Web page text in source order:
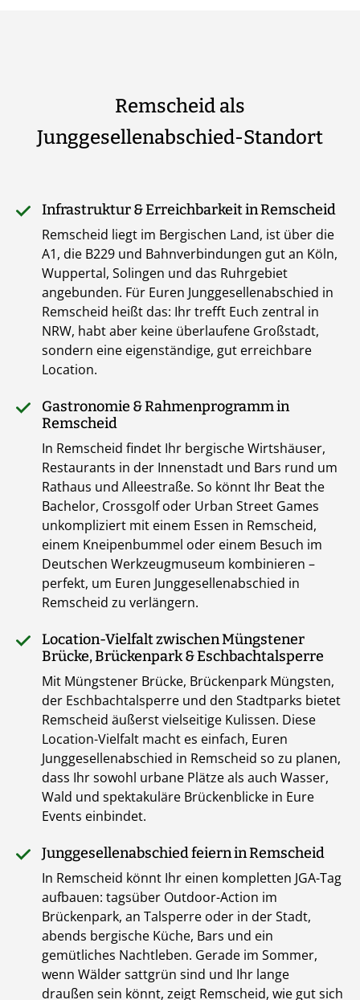
Remscheid als
Junggesellenabschied-Standort
Infrastruktur & Erreichbarkeit in Remscheid
Remscheid liegt im Bergischen Land, ist über die
A1, die B229 und Bahnverbindungen gut an Köln,
Wuppertal, Solingen und das Ruhrgebiet
angebunden. Für Euren Junggesellenabschied in
Remscheid heißt das: Ihr trefft Euch zentral in
NRW, habt aber keine überlaufene Großstadt,
sondern eine eigenständige, gut erreichbare
Location.
Gastronomie & Rahmenprogramm in
Remscheid
In Remscheid findet Ihr bergische Wirtshäuser,
Restaurants in der Innenstadt und Bars rund um
Rathaus und Alleestraße. So könnt Ihr Beat the
Bachelor, Crossgolf oder Urban Street Games
unkompliziert mit einem Essen in Remscheid,
einem Kneipenbummel oder einem Besuch im
Deutschen Werkzeugmuseum kombinieren –
perfekt, um Euren Junggesellenabschied in
Remscheid zu verlängern.
Location-Vielfalt zwischen Müngstener
Brücke, Brückenpark & Eschbachtalsperre
Mit Müngstener Brücke, Brückenpark Müngsten,
der Eschbachtalsperre und den Stadtparks bietet
Remscheid äußerst vielseitige Kulissen. Diese
Location-Vielfalt macht es einfach, Euren
Junggesellenabschied in Remscheid so zu planen,
dass Ihr sowohl urbane Plätze als auch Wasser,
Wald und spektakuläre Brückenblicke in Eure
Events einbindet.
Junggesellenabschied feiern in Remscheid
In Remscheid könnt Ihr einen kompletten JGA-Tag
aufbauen: tagsüber Outdoor-Action im
Brückenpark, an Talsperre oder in der Stadt,
abends bergische Küche, Bars und ein
gemütliches Nachtleben. Gerade im Sommer,
wenn Wälder sattgrün sind und Ihr lange
draußen sein könnt, zeigt Remscheid, wie gut sich